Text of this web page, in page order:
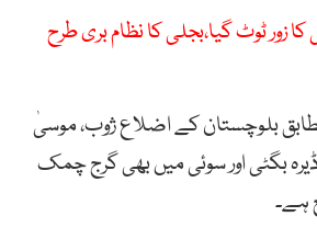
زور ٹوٹ گیا،بجلی کا نظام بری طرح
بلوچستان کے اضلاع ژوب، موسیٰ
ڈیرہ بگٹی اور سوئی میں بھی گرج چمک
ہے۔